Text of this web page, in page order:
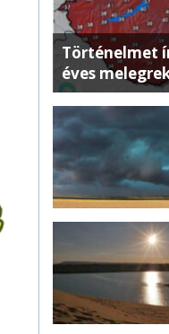
Történelmet
éves